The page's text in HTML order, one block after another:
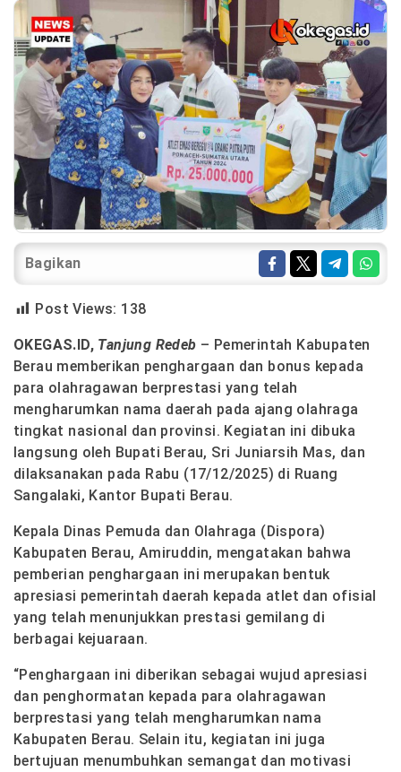
Bagikan
Post Views: 138
OKEGAS.ID, Tanjung Redeb – Pemerintah Kabupaten
Berau memberikan penghargaan dan bonus kepada
para olahragawan berprestasi yang telah
mengharumkan nama daerah pada ajang olahraga
tingkat nasional dan provinsi. Kegiatan ini dibuka
langsung oleh Bupati Berau, Sri Juniarsih Mas, dan
dilaksanakan pada Rabu (17/12/2025) di Ruang
Sangalaki, Kantor Bupati Berau.
Kepala Dinas Pemuda dan Olahraga (Dispora)
Kabupaten Berau, Amiruddin, mengatakan bahwa
pemberian penghargaan ini merupakan bentuk
apresiasi pemerintah daerah kepada atlet dan ofisial
yang telah menunjukkan prestasi gemilang di
berbagai kejuaraan.
“Penghargaan ini diberikan sebagai wujud apresiasi
dan penghormatan kepada para olahragawan
berprestasi yang telah mengharumkan nama
Kabupaten Berau. Selain itu, kegiatan ini juga
bertujuan menumbuhkan semangat dan motivasi